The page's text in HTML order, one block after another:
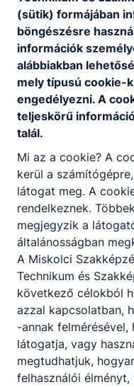
Felelősségtudat,
empatikus készség,
határozottság,
döntésképesség,
A
feladatokat;
függően a
gyermek,
megfelelő
intézmény
mellett;
részt vesz a
(sütik) formájában
böngészésre
információk
alábbiakban
mely típusú cookie-
engedélyezni. A
teljeskörű
talál.
Mi az a cookie? A
kerül a
látogat meg. A
rendelkeznek.
megjegyzik a
általánosságban
A Miskolci
Technikum és
következő célokból
azzal kapcsolatban,
-annak
látogatja, vagy
megtudhatjuk,
felhasználói